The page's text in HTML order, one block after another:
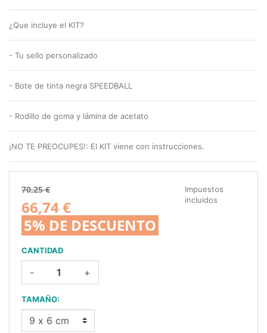
70,25 €
66,74 €
5% DE DESCUENTO
Impuestos
incluidos
CANTIDAD
- +
TAMAÑO:
¿Que incluye el KIT?
- Tu sello personalizado
- Bote de tinta negra SPEEDBALL
- Rodillo de goma y lámina de acetato
¡NO TE PREOCUPES!: El KIT viene con instrucciones.